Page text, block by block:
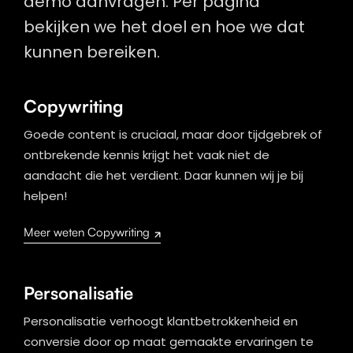
bekijken we het doel en hoe we dat
kunnen bereiken.
Copywriting
Goede content is cruciaal, maar door tijdgebrek of
ontbrekende kennis krijgt het vaak niet de
aandacht die het verdient. Daar kunnen wij je bij
helpen!
Meer weten Copywriting
Personalisatie
Personalisatie verhoogt klantbetrokkenheid en
conversie door op maat gemaakte ervaringen te